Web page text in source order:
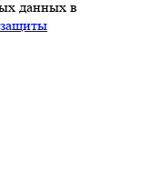
данных в